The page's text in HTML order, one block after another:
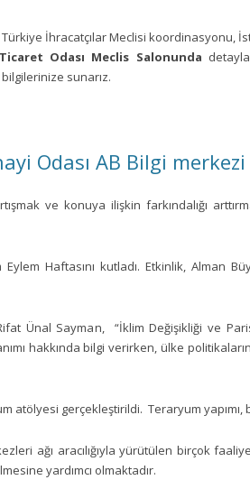
İhracatçılar Meclisi koordinasyonu,
Odası Meclis Salonunda
sunarız.
Odası AB Bilgi
ve konuya ilişkin farkındalığı
Haftasını kutladı. Etkinlik, Alman
Ünal Sayman, “İklim Değişikliği ve
hakkında bilgi verirken, ülke
atölyesi gerçekleştirildi. Teraryum yapımı,
ağı aracılığıyla yürütülen birçok
yardımcı olmaktadır.